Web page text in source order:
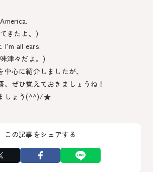
きたよ。)
I’m all ears.
津々だよ。)
心に紹介しましたが、
ぜひ覚えておきましょうね！
しょう(^^)/★
この記事をシェアする